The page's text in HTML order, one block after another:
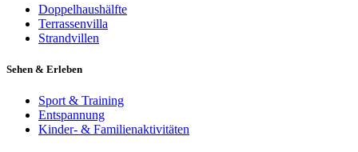
Doppelhaushälfte
Terrassenvilla
Strandvillen
Sehen & Erleben
Sport & Training
Entspannung
Kinder- & Familienaktivitäten